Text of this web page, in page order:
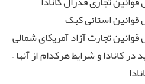
قوانین استانی کبک
تجارت آزاد آمریکای شمالی
کانادا و شرایط هرکدام از آنها –